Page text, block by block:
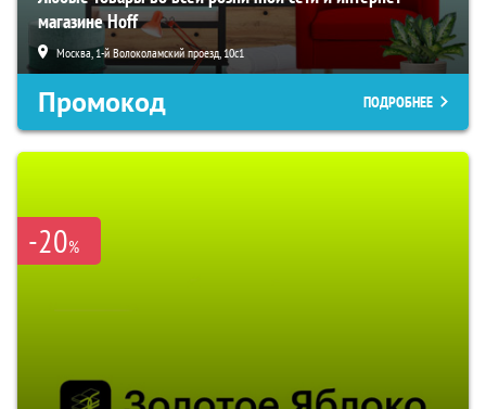
магазине Hoff
Москва, 1-й Волоколамский проезд, 10с1
Промокод ПОДРОБНЕЕ
-20%